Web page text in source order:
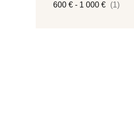
600 € - 1 000 € (1)